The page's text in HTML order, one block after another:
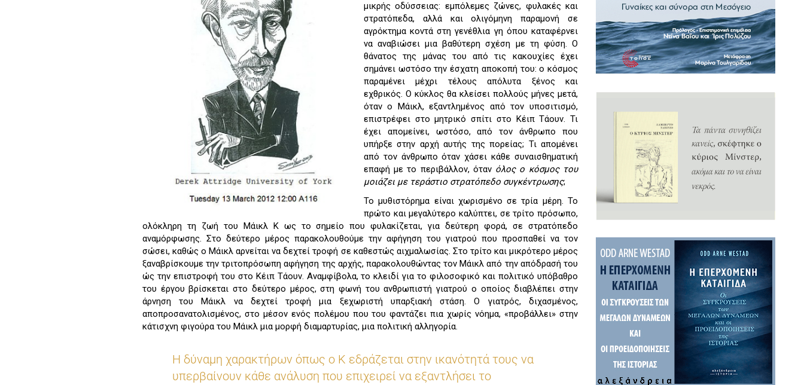
μικρής οδύσσειας: εμπόλεμες ζώνες, φυλακές και
στρατόπεδα, αλλά και ολιγόμηνη παραμονή σε
αγρόκτημα κοντά στη γενέθλια γη όπου καταφέρνει
να αναβιώσει μια βαθύτερη σχέση με τη φύση. Ο
θάνατος της μάνας του από τις κακουχίες έχει
σημάνει ωστόσο την έσχατη αποκοπή του: ο κόσμος
παραμένει μέχρι τέλους απόλυτα ξένος και
εχθρικός. Ο κύκλος θα κλείσει πολλούς μήνες μετά,
όταν ο Μάικλ, εξαντλημένος από τον υποσιτισμό,
επιστρέφει στο μητρικό σπίτι στο Κέιπ Τάουν. Τι
έχει απομείνει, ωστόσο, από τον άνθρωπο που
υπήρξε στην αρχή αυτής της πορείας; Τι απομένει
από τον άνθρωπο όταν χάσει κάθε συναισθηματική
επαφή με το περιβάλλον, όταν όλος ο κόσμος του
μοιάζει με τεράστιο στρατόπεδο συγκέντρωσης;
Το μυθιστόρημα είναι χωρισμένο σε τρία μέρη. Το
πρώτο και μεγαλύτερο καλύπτει, σε τρίτο πρόσωπο,
ολόκληρη τη ζωή του Μάικλ Κ ως το σημείο που φυλακίζεται, για δεύτερη φορά, σε στρατόπεδο
αναμόρφωσης. Στο δεύτερο μέρος παρακολουθούμε την αφήγηση του γιατρού που προσπαθεί να τον
σώσει, καθώς ο Μάικλ αρνείται να δεχτεί τροφή σε καθεστώς αιχμαλωσίας. Στο τρίτο και μικρότερο μέρος
ξαναβρίσκουμε την τριτοπρόσωπη αφήγηση της αρχής, παρακολουθώντας τον Μάικλ από την απόδρασή του
ώς την επιστροφή του στο Κέιπ Τάουν. Αναμφίβολα, το κλειδί για το φιλοσοφικό και πολιτικό υπόβαθρο
του έργου βρίσκεται στο δεύτερο μέρος, στη φωνή του ανθρωπιστή γιατρού ο οποίος διαβλέπει στην
άρνηση του Μάικλ να δεχτεί τροφή μια ξεχωριστή υπαρξιακή στάση. Ο γιατρός, διχασμένος,
αποπροσανατολισμένος, στο μέσον ενός πολέμου που του φαντάζει πια χωρίς νόημα, «προβάλλει» στην
κάτισχνη φιγούρα του Μάικλ μια μορφή διαμαρτυρίας, μια πολιτική αλληγορία.
Η δύναμη χαρακτήρων όπως ο Κ εδράζεται στην ικανότητά τους να
υπερβαίνουν κάθε ανάλυση που επιχειρεί να εξαντλήσει το